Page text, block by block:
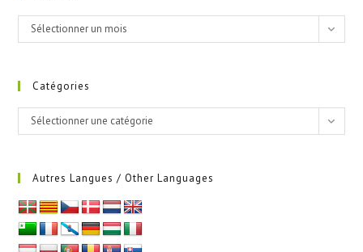
Archives
Sélectionner un mois
Catégories
Catégories
Sélectionner une catégorie
Autres Langues / Other Languages